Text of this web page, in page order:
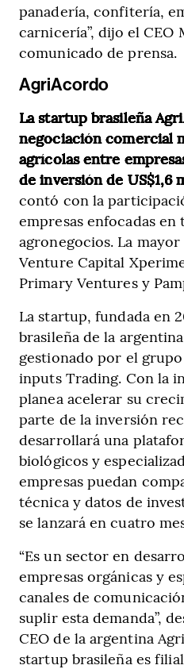
panadería, confitería,
carnicería”, dijo el CEO
comunicado de prensa.
AgriAcordo
La startup brasileña
negociación comercial
agrícolas entre
de inversión de US$1,6
contó con la
empresas enfocadas
agronegocios. La
Venture Capital
Primary Ventures y
La startup, fundada en
brasileña de la
gestionado por el
inputs Trading. Con la
planea acelerar su
parte de la inversión
desarrollará una
biológicos y
empresas puedan
técnica y datos de
se lanzará en cuatro
“Es un sector en
empresas orgánicas y
canales de
suplir esta demanda”,
CEO de la argentina
startup brasileña es